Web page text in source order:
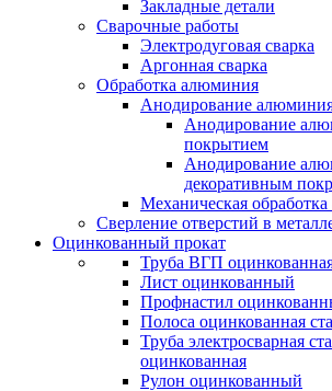
Закладные детали
Сварочные работы
Электродуговая сварка
Аргонная сварка
Обработка алюминия
Анодирование
Анодирование
покрытием
Анодирование
декоративным
Механическая
Сверление отверстий в
Оцинкованный прокат
Труба ВГП
Лист оцинкованный
Профнастил
Полоса оцинкованная
Труба электросварная
оцинкованная
Рулон оцинкованный